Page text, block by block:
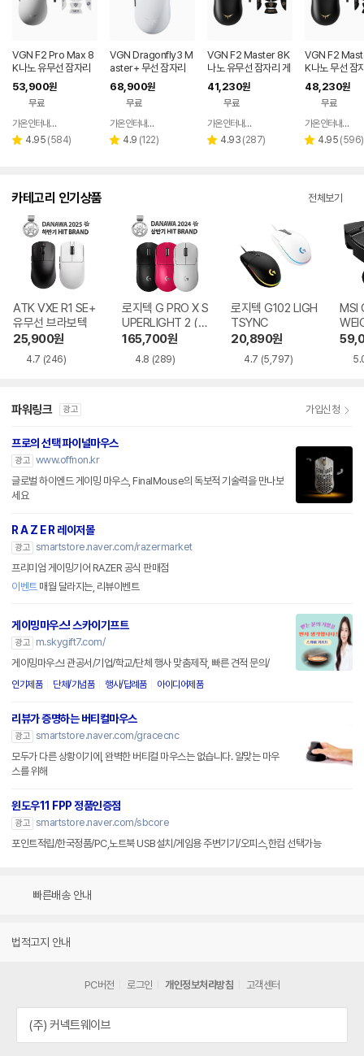
VGN F2 Pro Max 8
K나노 유무선 잠자리
게이밍 마우스 화이트
53,900원
무료
페이
가온인터내셔날
별 4.95 리
(584)
VGN Dragonfly3 M
aster+ 무선 잠자리
게이밍 마우스+젠더
화이트
68,900원
무료
가온인터내셔날
별 4.9 리
(122)
VGN F2 Master 8K
나노 유무선 잠자리 게
이밍 마우스+그립테이
프 블랙
41,230원
무료
페이
가온인터내셔날
별 4.93 리
(287)
VGN F2
K나노 무선 잠
이밍 마우스+
프 블랙
48,230원
무료
가온인터내셔날
별 4.95 리
(596)
카테고리 인기상품 전체보기
ATK VXE R1 SE+
유무선 브라보텍
25,900원
4.7 (246)
로지텍 G PRO X S
UPERLIGHT 2 (정
품)
165,700원
4.8 (289)
로지텍 G102 LIGH
TSYNC
20,890원
4.7 (5,797)
MSI
SS
파워링크 광고 가입신청
프로의 선택 파이널마우스
광고 www.offnon.kr
글로벌 하이엔드 게이밍 마우스, FinalMouse의 독보적 기술력을 만나보
세요
R A Z E R 레이저몰
광고 smartstore.naver.com/razermarket
프리미엄 게이밍기어 RAZER 공식 판매점
이벤트매월 달라지는, 리뷰이벤트
게이밍마우스! 스카이기프트
광고
m.skygift7.com/
게이밍마우스! 관공서/기업/학교/단체 행사 맞춤제작, 빠른 견적 문의/
인기제품 단체/기념품 행사/답례품 아이디어제품
리뷰가 증명하는 버티컬마우스
광고 smartstore.naver.com/gracecnc
모두가 다른 상황이기에, 완벽한 버티컬 마우스는 없습니다. 알맞는 마우
스를 위해
윈도우11 FPP 정품인증점
광고 smartstore.naver.com/sbcore
포인트적립/한국정품/PC,노트북 USB설치/게임용 주변기기/오피스,한컴 선택가능
빠른배송 안내
법적고지 안내
PC버전 로그인 개인정보처리방침 고객센터
(주) 커넥트웨이브